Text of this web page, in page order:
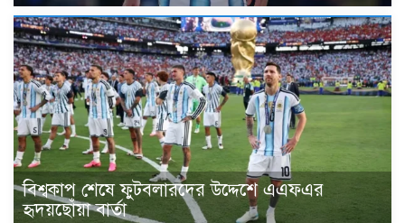
বিশ্বকাপ শেষে ফুটবলারদের উদ্দেশে এএফএর
হৃদয়ছোঁয়া বার্তা